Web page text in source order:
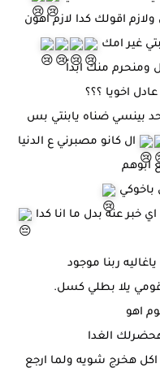
اقولك كدا لازم اهون
غير امك
ومنحرم منك ابداً
اخويا ؟؟؟
بينسي ضناه يابنتي بس
ال كانو مصبرني ع الدنيا
ابوهم
باخوكي
خبر عنه بدل ما انا كدا
ربنا موجود
قومي يلا بطلي كسل.
اهو
الغدا
هخرج شويه ولما ارجع